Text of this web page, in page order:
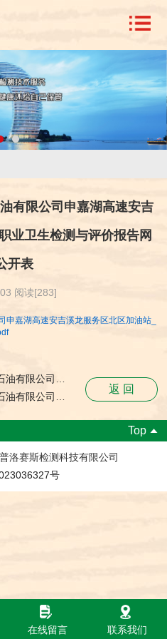
有限公司申嘉湖高速安吉
业卫生检测与评价报告网
开表
阅读[283]
嘉湖高速安吉溪龙服务区北区加油站_
职业卫生检测与评价报告网上公开表
业卫生检测与评价报告网上公开表
返 回
Top
洛赛斯检测科技有限公司
号
在线留言 联系我们